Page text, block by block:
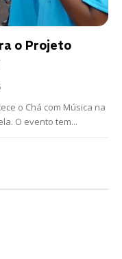
o Projeto
o Chá com Música na
O evento tem...